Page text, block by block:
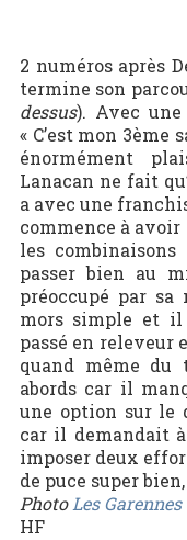
2 numéros après
termine son
dessus). Avec
« C’est mon
énormément
Lanacan ne fait
a avec une
commence à avoir
les
passer bien au
préoccupé par
mors simple et il
passé en releveur
quand même du
abords car il
une option sur le
car il demandait
imposer deux
de puce super
PhotoLes Garennes
HF